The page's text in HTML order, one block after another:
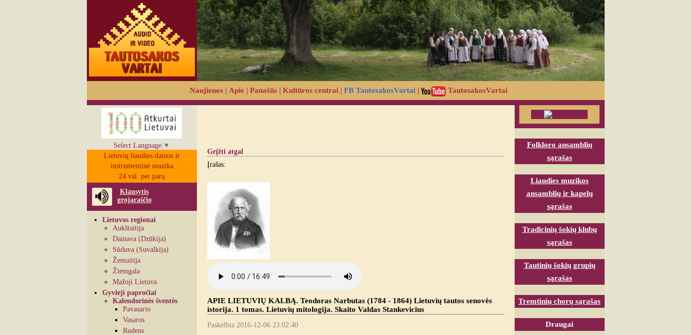
Naujienos| Apie | Panašūs| Kultūros centrai| FB TautosakosVartai | TautosakosVartai
Select Language ▼
Lietuvių liaudies dainos ir
instrumentinė muzika
24 val. per parą
Klausytis
grojaraščio
Lietuvos regionai
Aukštaitija
Dainava (Dzūkija)
Sūduva (Suvalkija)
Žemaitija
Žiemgala
Mažoji Lietuva
Gyvieji papročiai
Kalendorinės šventės
Pavasario
Vasaros
Rudens
Grįžti atgal
Įrašas:
APIE LIETUVIŲ KALBĄ. Teodoras Narbutas (1784 - 1864) Lietuvių tautos senovės
istorija. 1 tomas. Lietuvių mitologija. Skaito Valdas Stankevicius
Paskelbta 2016-12-06 23:02:40
Folkloro ansamblių
sąrašas
Liaudies muzikos
ansamblių ir kapelų
sąrašas
Tradicinių šokių klubų
sąrašas
Tautinių šokių grupių
sąrašas
Tremtinių chorų sąrašas
Draugai